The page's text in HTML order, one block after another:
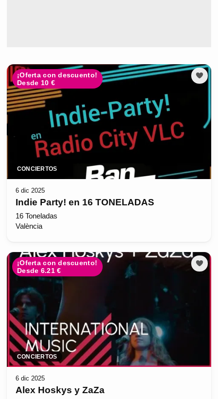
¡Oferta con descuento!
Desde 10 €
CONCIERTOS
6 dic 2025
Indie Party! en 16 TONELADAS
16 Toneladas
València
¡Oferta con descuento!
Desde 6.21 €
CONCIERTOS
6 dic 2025
Alex Hoskys y ZaZa